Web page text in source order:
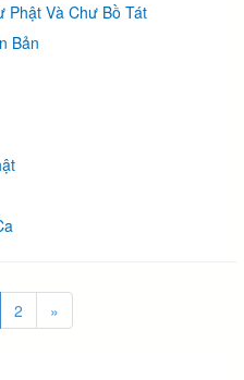
Phật Và Chư Bồ Tát
Bản
2 »